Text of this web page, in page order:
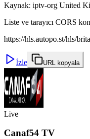
Kaynak: iptv-org United
Liste ve tarayıcı CORS
https://hls.autopo.st/hls/
İzle URL kopyala
Live
Canaf54 TV